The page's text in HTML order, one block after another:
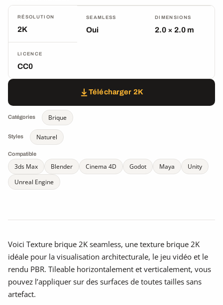
RÉSOLUTION
2K
SEAMLESS
Oui
DIMENSIONS
2.0 × 2.0 m
LICENCE
CC0
Télécharger 2K
Catégories Brique
Styles Naturel
Compatible
3ds Max Blender Cinema 4D Godot Maya
Unity
Unreal Engine
Voici Texture brique 2K seamless, une texture brique 2K
idéale pour la visualisation architecturale, le jeu vidéo et le
rendu PBR. Tileable horizontalement et verticalement, vous
pouvez l’appliquer sur des surfaces de toutes tailles sans
artefact.